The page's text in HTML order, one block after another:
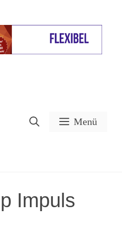
Menü
Impuls